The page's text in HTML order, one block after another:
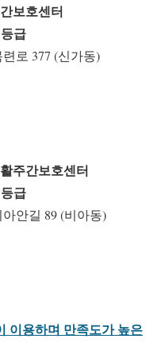
보호센터
급
로 377 (신가동)
주간보호센터
급
안길 89 (비아동)
이용하며 만족도가 높은